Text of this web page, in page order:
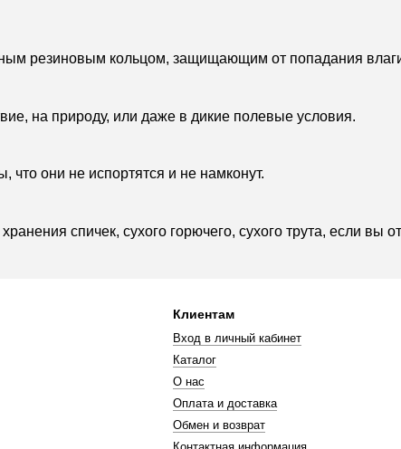
резиновым кольцом, защищающим от попадания
на природу, или даже в дикие полевые условия.
они не испортятся и не намконут.
спичек, сухого горючего, сухого трута, если вы
Клиентам
Вход в личный кабинет
Каталог
О нас
Оплата и доставка
Обмен и возврат